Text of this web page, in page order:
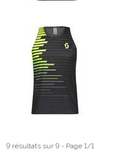
9 résultats sur 9 - Page 1/1